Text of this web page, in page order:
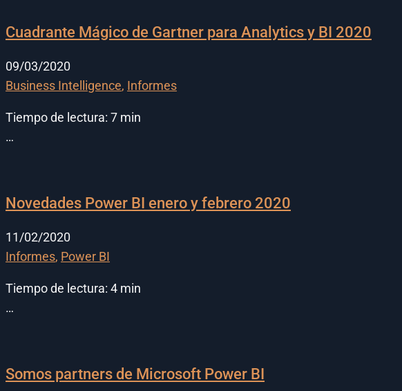
Cuadrante Mágico de Gartner para Analytics y BI 2020
09/03/2020
Business Intelligence, Informes
Tiempo de lectura: 7 min
…
Novedades Power BI enero y febrero 2020
11/02/2020
Informes, Power BI
Tiempo de lectura: 4 min
…
Somos partners de Microsoft Power BI